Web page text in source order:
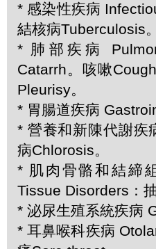
* 感染性疾病
結核病Tuberculosis
* 肺部疾病
Catarrh。咳嗽
Pleurisy。
* 胃腸道疾病
* 營養和新陳代謝疾
病Chlorosis。
* 肌肉骨骼和結締
Tissue Disorders：
* 泌尿生殖系統疾病
* 耳鼻喉科疾病